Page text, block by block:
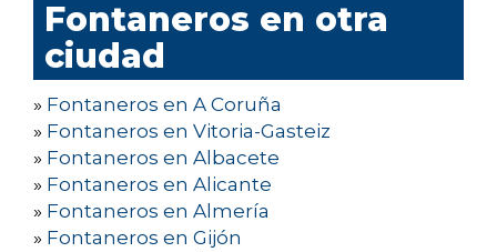
Fontaneros en otra
ciudad
» Fontaneros en A Coruña
» Fontaneros en Vitoria-Gasteiz
» Fontaneros en Albacete
» Fontaneros en Alicante
» Fontaneros en Almería
» Fontaneros en Gijón